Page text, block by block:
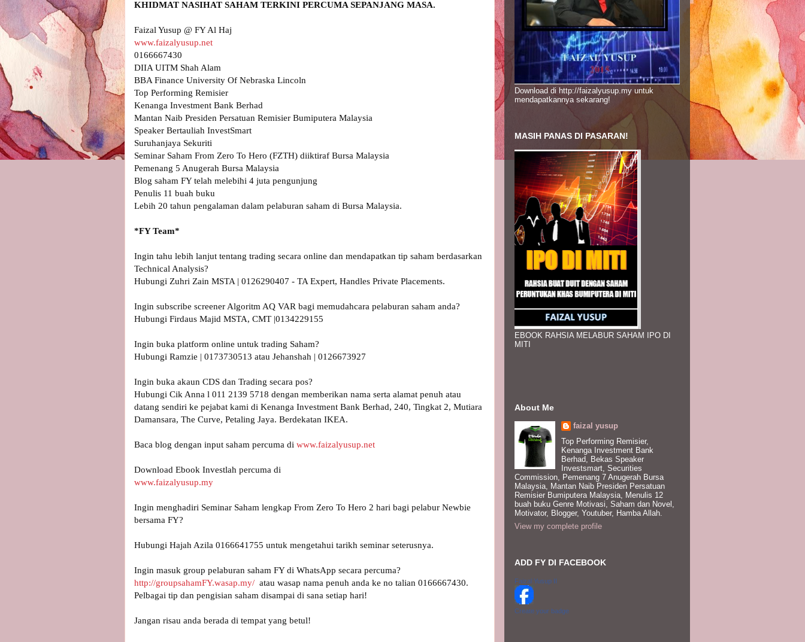
www.faizalyusup.net
0166667430
DIIA UITM Shah Alam
BBA Finance University Of Nebraska Lincoln
Top Performing Remisier
Kenanga Investment Bank Berhad
Mantan Naib Presiden Persatuan Remisier Bumiputera Malaysia
Speaker Bertauliah InvestSmart
Suruhanjaya Sekuriti
Seminar Saham From Zero To Hero (FZTH) diiktiraf Bursa Malaysia
Pemenang 5 Anugerah Bursa Malaysia
Blog saham FY telah melebihi 4 juta pengunjung
Penulis 11 buah buku
Lebih 20 tahun pengalaman dalam pelaburan saham di Bursa Malaysia.
Ingin tahu lebih lanjut tentang trading secara online dan mendapatkan tip saham berdasarkan
Technical Analysis?
Hubungi Zuhri Zain MSTA | 0126290407 - TA Expert, Handles Private Placements.
Ingin subscribe screener Algoritm AQ VAR bagi memudahcara pelaburan saham anda?
Hubungi Firdaus Majid MSTA, CMT |0134229155
Ingin buka platform online untuk trading Saham?
Hubungi Ramzie | 0173730513 atau Jehanshah | 0126673927
Ingin buka akaun CDS dan Trading secara pos?
Hubungi Cik Anna l 011 2139 5718 dengan memberikan nama serta alamat penuh atau
datang sendiri ke pejabat kami di Kenanga Investment Bank Berhad, 240, Tingkat 2, Mutiara
Damansara, The Curve, Petaling Jaya. Berdekatan IKEA.
Baca blog dengan input saham percuma di www.faizalyusup.net
www.faizalyusup.my
Ingin menghadiri Seminar Saham lengkap From Zero To Hero 2 hari bagi pelabur Newbie
Hubungi Hajah Azila 0166641755 untuk mengetahui tarikh seminar seterusnya.
Ingin masuk group pelaburan saham FY di WhatsApp secara percuma?
http://groupsahamFY.wasap.my/
  atau wasap nama penuh anda ke no talian 0166667430.
Pelbagai tip dan pengisian saham disampai di sana setiap hari!
Jangan risau anda berada di tempat yang betul!
Download di http://faizalyusup.my untuk
mendapatkannya sekarang!
MASIH PANAS DI PASARAN!
EBOOK RAHSIA MELABUR SAHAM IPO DI
MITI
About Me
faizal yusup
Top Performing Remisier,
Kenanga Investment Bank
Berhad, Bekas Speaker
Investsmart, Securities
Commission, Pemenang 7 Anugerah Bursa
Malaysia, Mantan Naib Presiden Persatuan
Remisier Bumiputera Malaysia, Menulis 12
buah buku Genre Motivasi, Saham dan Novel,
Motivator, Blogger, Youtuber, Hamba Allah.
View my complete profile
ADD FY DI FACEBOOK
Faizal Yusup II
Create your badge